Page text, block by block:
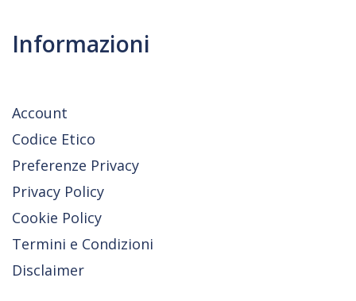
Informazioni
Account
Codice Etico
Preferenze Privacy
Privacy Policy
Cookie Policy
Termini e Condizioni
Disclaimer